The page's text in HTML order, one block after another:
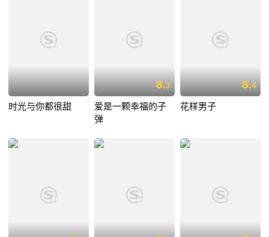
时光与你都很甜
8.3
爱是一颗幸福的子
弹
8.4
花样男子